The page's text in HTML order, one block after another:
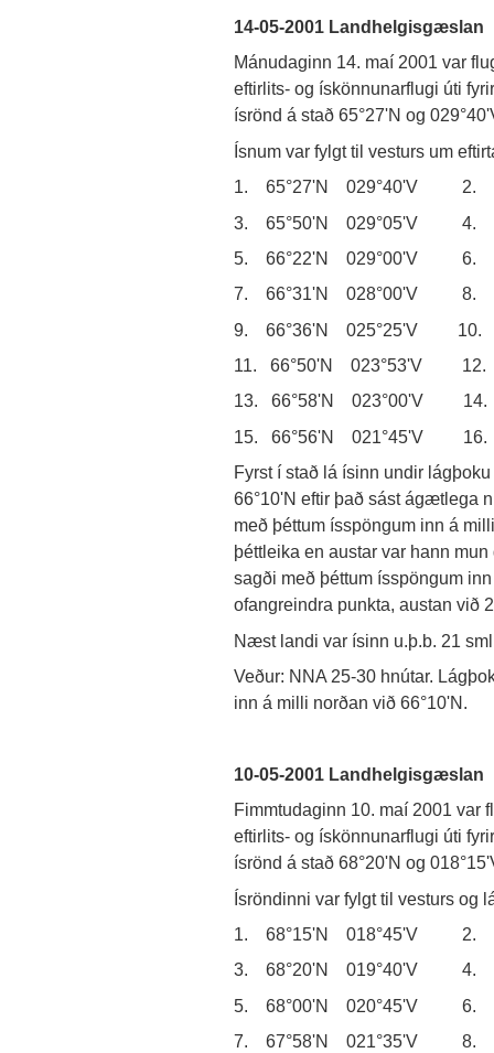
14-05-2001 Landhelgisgæslan
Mánudaginn 14. maí 2001 var
eftirlits- og ískönnunarflugi úti
ísrönd á stað 65°27'N og
Ísnum var fylgt til vesturs um
1. 65°27'N 029°40'V 2.
3. 65°50'N 029°05'V 4.
5. 66°22'N 029°00'V 6.
7. 66°31'N 028°00'V 8.
9. 66°36'N 025°25'V 10.
11. 66°50'N 023°53'V 12.
13. 66°58'N 023°00'V 14.
15. 66°56'N 021°45'V 16.
Fyrst í stað lá ísinn undir
66°10'N eftir það sást ágætlega
með þéttum ísspöngum inn á
þéttleika en austar var hann
sagði með þéttum ísspöngum
ofangreindra punkta, austan við
Næst landi var ísinn u.þ.b. 21
Veður: NNA 25-30 hnútar.
inn á milli norðan við 66°10'N.
10-05-2001 Landhelgisgæslan
Fimmtudaginn 10. maí 2001
eftirlits- og ískönnunarflugi úti
ísrönd á stað 68°20'N og
Ísröndinni var fylgt til vesturs og
1. 68°15'N 018°45'V 2.
3. 68°20'N 019°40'V 4.
5. 68°00'N 020°45'V 6.
7. 67°58'N 021°35'V 8.